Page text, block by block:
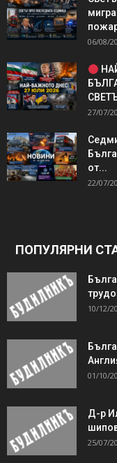
06/08/
27/07/
от...
22/07/
ПОПУЛЯРНИ
10/12/
01/10/
Д-р
25/07/